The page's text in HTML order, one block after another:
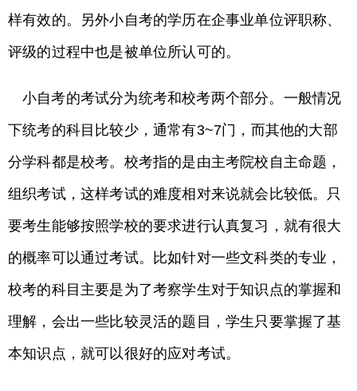
样有效的。另外小自考的学历在企事业单位评职称、
评级的过程中也是被单位所认可的。
小自考的考试分为统考和校考两个部分。一般情况
下统考的科目比较少，通常有3~7门，而其他的大部
分学科都是校考。校考指的是由主考院校自主命题，
组织考试，这样考试的难度相对来说就会比较低。只
要考生能够按照学校的要求进行认真复习，就有很大
的概率可以通过考试。比如针对一些文科类的专业，
校考的科目主要是为了考察学生对于知识点的掌握和
理解，会出一些比较灵活的题目，学生只要掌握了基
本知识点，就可以很好的应对考试。